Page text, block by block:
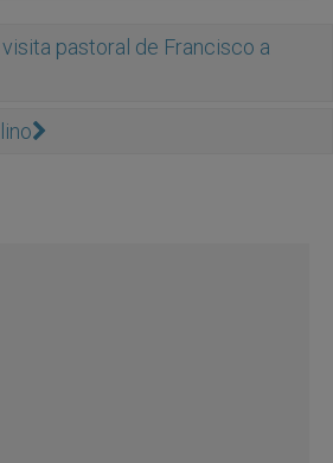
pastoral de Francisco a